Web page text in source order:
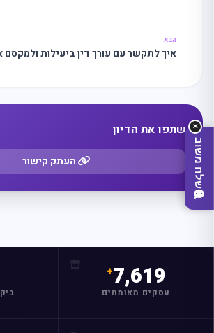
הבא
איך לתקשר עם עורך דין ביעילות ולמקסם
שתפו את הדיון
העתק קישור
✕
שלח משוב
7,619
עסקים מאומתים